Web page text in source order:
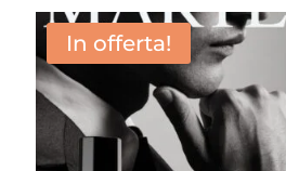
In offerta!